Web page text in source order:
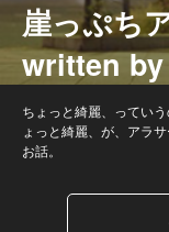
崖っぷち
written by
ちょっと綺麗、ってい
ょっと綺麗、が、アラ
お話。